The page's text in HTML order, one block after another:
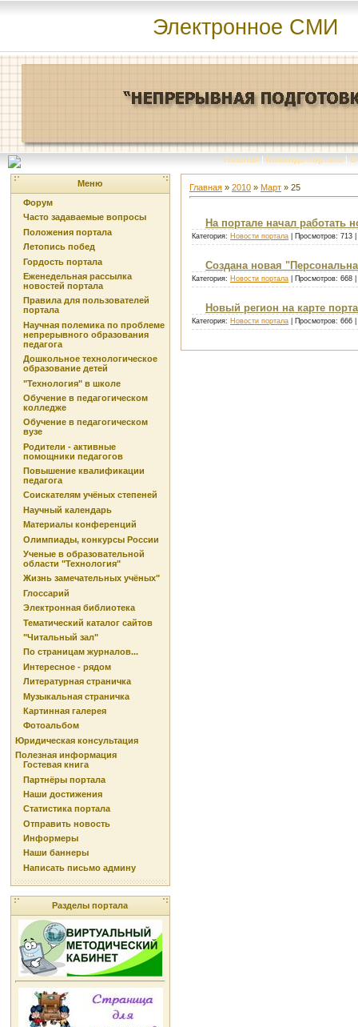
Электронное СМИ
Главная | Команда портала | О
Меню
Форум
Часто задаваемые вопросы
Положения портала
Летопись побед
Гордость портала
Еженедельная рассылка
новостей портала
Правила для пользователей
портала
Научная полемика по проблеме
непрерывного образования
педагога
Дошкольное технологическое
образование детей
"Технология" в школе
Обучение в педагогическом
колледже
Обучение в педагогическом
вузе
Родители - активные
помощники педагогов
Повышение квалификации
педагога
Соискателям учёных степеней
Научный календарь
Материалы конференций
Олимпиады, конкурсы России
Ученые в образовательной
области "Технология"
Жизнь замечательных учёных"
Глоссарий
Электронная библиотека
Тематический каталог сайтов
"Читальный зал"
По страницам журналов...
Интересное - рядом
Литературная страничка
Музыкальная страничка
Картинная галерея
Фотоальбом
Юридическая консультация
Полезная информация
Гостевая книга
Партнёры портала
Наши достижения
Статистика портала
Отправить новость
Информеры
Наши баннеры
Написать письмо админу
Разделы портала
Главная » 2010 » Март » 25
На портале начал работать
Категория: Новости портала | Просмотров: 713
Создана новая
Категория: Новости портала | Просмотров: 668
Новый регион на карте
Категория: Новости портала | Просмотров: 666